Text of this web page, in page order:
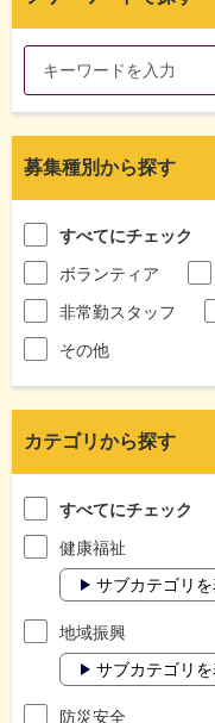
募集種別から探す
すべてにチェック
ボランティア
非常勤スタッフ
その他
カテゴリから探す
すべてにチェック
健康福祉
サブカテゴリ
地域振興
サブカテゴリ
防災安全